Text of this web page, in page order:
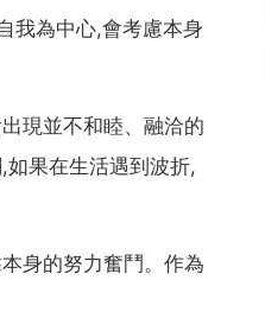
我為中心,會考慮本身
現並不和睦、融洽的
果在生活遇到波折,
身的努力奮鬥。作為